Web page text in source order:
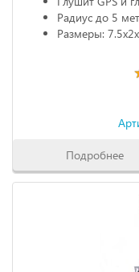
Радиус до 5
Размеры:
Подробнее